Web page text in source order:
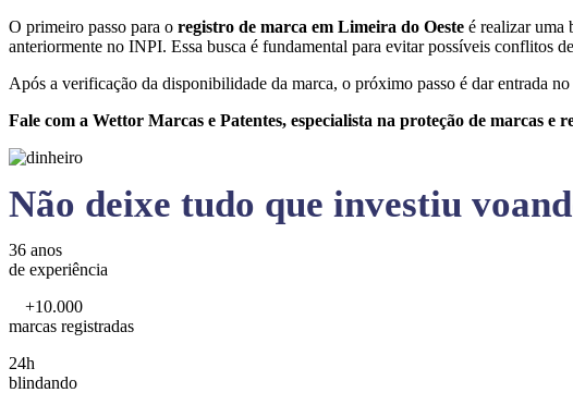
O primeiro passo para o registro de marca em Limeira do Oeste é realizar uma
anteriormente no INPI. Essa busca é fundamental para evitar possíveis conflitos
Após a verificação da disponibilidade da marca, o próximo passo é dar entrada
Fale com a Wettor Marcas e Patentes, especialista na proteção de marcas e
Não deixe tudo que investiu
36 anos
de experiência
+10.000
marcas registradas
24h
blindando